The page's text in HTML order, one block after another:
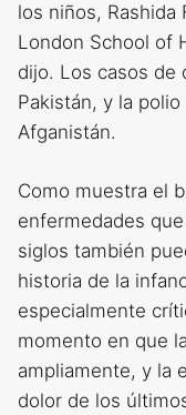
los niños, Rashida
London School of
dijo. Los casos de
Pakistán, y la
Afganistán.
Como muestra el
enfermedades
siglos también
historia de la
especialmente
momento en que
ampliamente, y la
dolor de los